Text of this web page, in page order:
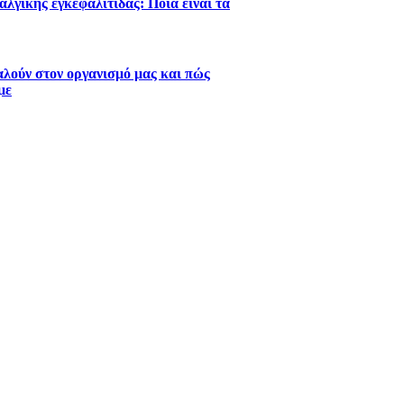
στον οργανισμό μας και πώς